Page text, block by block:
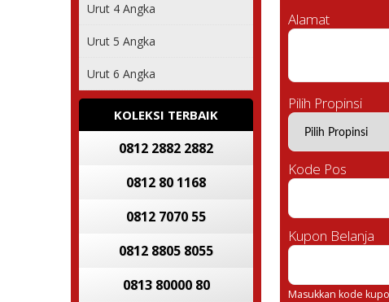
Urut 4 Angka
Urut 5 Angka
Urut 6 Angka
KOLEKSI TERBAIK
0812 2882 2882
0812 80 1168
0812 7070 55
0812 8805 8055
0813 80000 80
Alamat
Pilih Propinsi
Kode Pos
Kupon Belanja
Masukkan kode